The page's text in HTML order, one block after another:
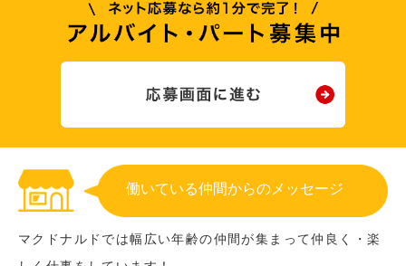
働いている仲間からのメッセージ
マクドナルドでは幅広い年齢の仲間が集まって仲良く・楽